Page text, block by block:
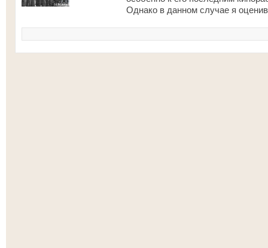
Однако в данном случае я